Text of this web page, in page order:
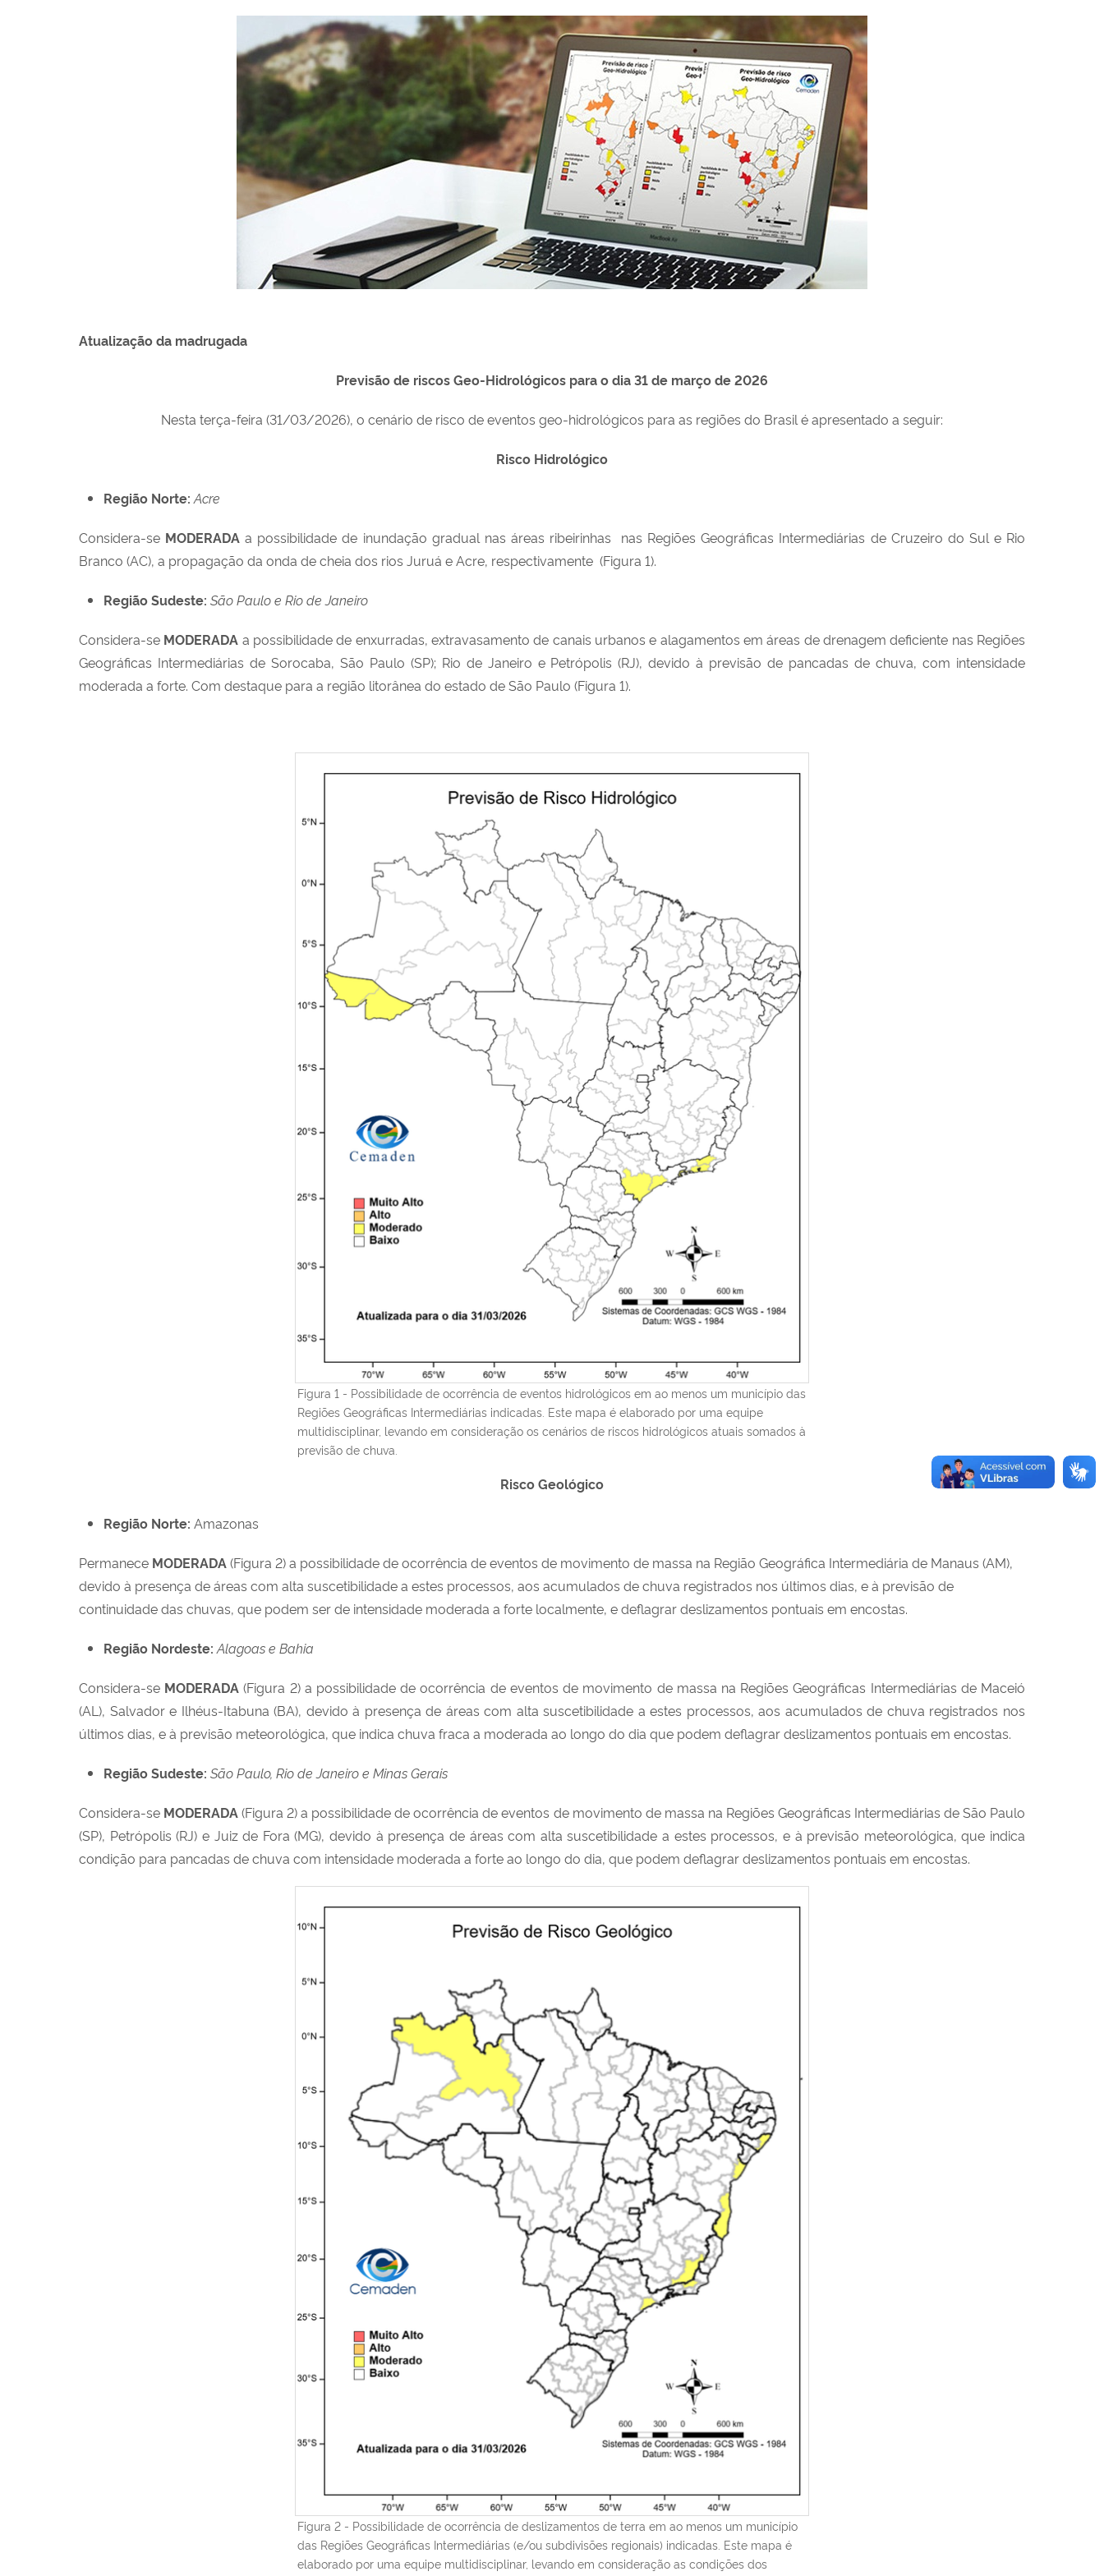
Atualização da madrugada
Previsão de riscos Geo-Hidrológicos para o dia 31 de março de 2026
Nesta terça-feira (31/03/2026), o cenário de risco de eventos geo-hidrológicos para as regiões do Brasil é apresentado a seguir:
Risco Hidrológico
Região Norte: Acre
Considera-se MODERADA a possibilidade de inundação gradual nas áreas ribeirinhas nas Regiões Geográficas Intermediárias de Cruzeiro do Sul e Rio
Branco (AC), a propagação da onda de cheia dos rios Juruá e Acre, respectivamente (Figura 1).
Região Sudeste: São Paulo e Rio de Janeiro
Considera-se MODERADA a possibilidade de enxurradas, extravasamento de canais urbanos e alagamentos em áreas de drenagem deficiente nas Regiões
Geográficas Intermediárias de Sorocaba, São Paulo (SP); Rio de Janeiro e Petrópolis (RJ), devido à previsão de pancadas de chuva, com intensidade
moderada a forte. Com destaque para a região litorânea do estado de São Paulo (Figura 1).
Figura 1 - Possibilidade de ocorrência de eventos hidrológicos em ao menos um município das
Regiões Geográficas Intermediárias indicadas. Este mapa é elaborado por uma equipe
multidisciplinar, levando em consideração os cenários de riscos hidrológicos atuais somados à
previsão de chuva.
Risco Geológico
Região Norte: Amazonas
Permanece MODERADA(Figura 2) a possibilidade de ocorrência de eventos de movimento de massa na Região Geográfica Intermediária de Manaus (AM),
devido à presença de áreas com alta suscetibilidade a estes processos, aos acumulados de chuva registrados nos últimos dias, e à previsão de
continuidade das chuvas, que podem ser de intensidade moderada a forte localmente, e deflagrar deslizamentos pontuais em encostas.
Região Nordeste: Alagoas e Bahia
Considera-se MODERADA(Figura 2) a possibilidade de ocorrência de eventos de movimento de massa na Regiões Geográficas Intermediárias de Maceió
(AL), Salvador e Ilhéus-Itabuna (BA), devido à presença de áreas com alta suscetibilidade a estes processos, aos acumulados de chuva registrados nos
últimos dias, e à previsão meteorológica, que indica chuva fraca a moderada ao longo do dia que podem deflagrar deslizamentos pontuais em encostas.
Região Sudeste: São Paulo, Rio de Janeiro e Minas Gerais
Considera-se MODERADA(Figura 2) a possibilidade de ocorrência de eventos de movimento de massa na Regiões Geográficas Intermediárias de São Paulo
(SP), Petrópolis (RJ) e Juiz de Fora (MG), devido à presença de áreas com alta suscetibilidade a estes processos, e à previsão meteorológica, que indica
condição para pancadas de chuva com intensidade moderada a forte ao longo do dia, que podem deflagrar deslizamentos pontuais em encostas.
Figura 2 - Possibilidade de ocorrência de deslizamentos de terra em ao menos um município
das Regiões Geográficas Intermediárias (e/ou subdivisões regionais) indicadas. Este mapa é
elaborado por uma equipe multidisciplinar, levando em consideração as condições dos